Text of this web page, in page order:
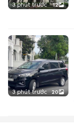
3 phút trước 12
3 phút trước 20